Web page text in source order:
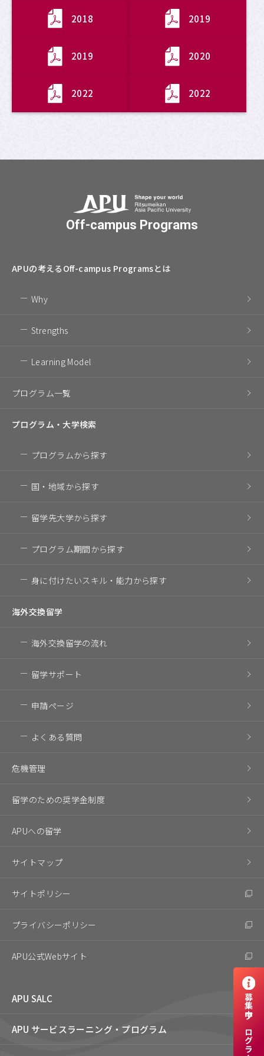
2018 2019
2019 2020
2022 2022
Off-campus Programs
APUの考える Off-campus Programsとは
Why
Strengths
Learning Model
プログラム一覧
プログラム・大学検索
プログラムから探す
国・地域から探す
留学先大学から探す
プログラム期間から探す
身に付けたいスキル・ 能力から探す
海外交換留学
海外交換留学の流れ
留学サポート
申請ページ
よくある質問
危機管理
留学のための奨学金制度
APUへの留学
サイトマップ
サイトポリシー
プライバシーポリシー
APU公式Webサイト
APU SALC
APU サービスラーニング・ プログラム 募集中プログラム